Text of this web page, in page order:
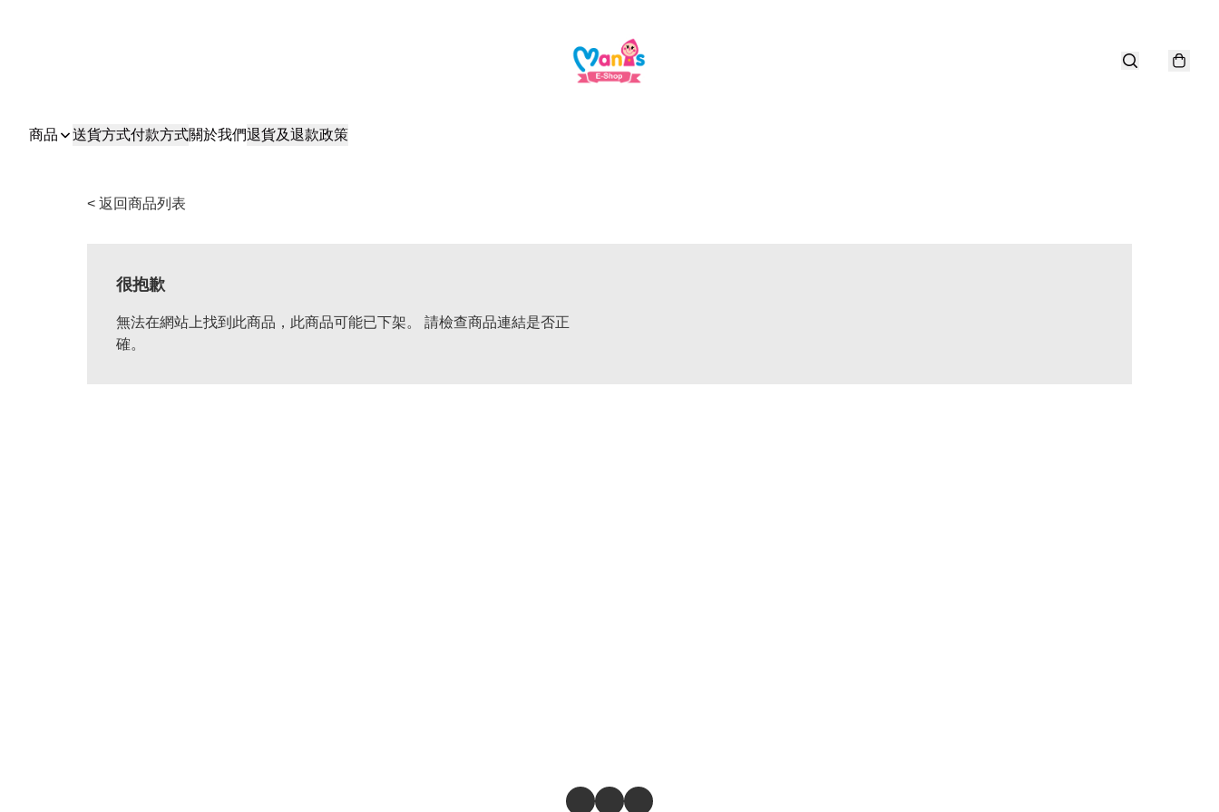
商品 送貨方式付款方式關於我們退貨及退款政策
< 返回商品列表
很抱歉
無法在網站上找到此商品，此商品可能已下架。 請檢查商品連結是否正
確。